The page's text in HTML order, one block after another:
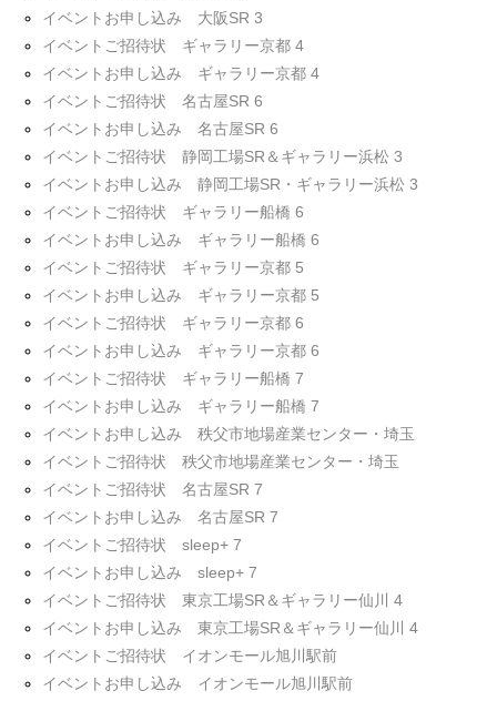
イベントお申し込み 大阪SR 3
イベントご招待状 ギャラリー京都 4
イベントお申し込み ギャラリー京都 4
イベントご招待状 名古屋SR 6
イベントお申し込み 名古屋SR 6
イベントご招待状 静岡工場SR＆ギャラリー浜松 3
イベントお申し込み 静岡工場SR・ギャラリー浜松 3
イベントご招待状 ギャラリー船橋 6
イベントお申し込み ギャラリー船橋 6
イベントご招待状 ギャラリー京都 5
イベントお申し込み ギャラリー京都 5
イベントご招待状 ギャラリー京都 6
イベントお申し込み ギャラリー京都 6
イベントご招待状 ギャラリー船橋 7
イベントお申し込み ギャラリー船橋 7
イベントお申し込み 秩父市地場産業センター・埼玉
イベントご招待状 秩父市地場産業センター・埼玉
イベントご招待状 名古屋SR 7
イベントお申し込み 名古屋SR 7
イベントご招待状 sleep+ 7
イベントお申し込み sleep+ 7
イベントご招待状 東京工場SR＆ギャラリー仙川 4
イベントお申し込み 東京工場SR＆ギャラリー仙川 4
イベントご招待状 イオンモール旭川駅前
イベントお申し込み イオンモール旭川駅前